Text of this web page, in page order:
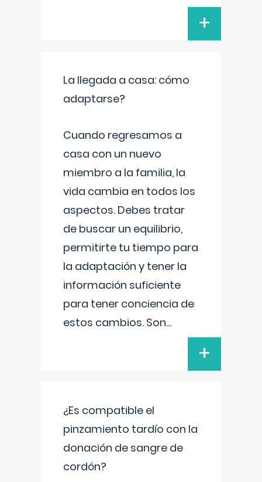
+
La llegada a casa: cómo
adaptarse?
Cuando regresamos a
casa con un nuevo
miembro a la familia, la
vida cambia en todos los
aspectos. Debes tratar
de buscar un equilibrio,
permitirte tu tiempo para
la adaptación y tener la
información suficiente
para tener conciencia de
estos cambios. Son...
+
¿Es compatible el
pinzamiento tardío con la
donación de sangre de
cordón?